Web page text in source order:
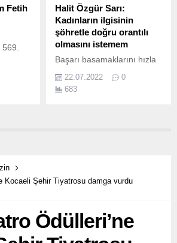
Fetih
Halit Özgür Sarı:
Kadınların ilgisinin
şöhretle doğru orantılı
olmasını istemem
Başarı basamaklarını hızla
bu hafta Hakan Gence ile
Sıkı Muhabbet'in konuğu
22.07.2022
0
683
Kocaeli Şehir Tiyatrosu damga vurdu
Ödülleri’ne